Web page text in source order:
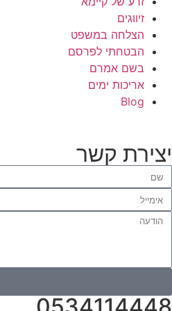
זיווגים
הצלחה במשפט
הבטחתי לפרסם
בשם אמרם
אריכות ימים
Blog
יצירת קשר